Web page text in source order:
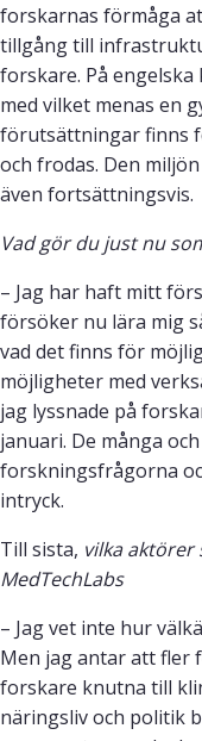
forskarnas förmåga
tillgång till
forskare. På engelska
med vilket menas en
förutsättningar finns
och frodas. Den
även fortsättningsvis.
Vad gör du just nu
– Jag har haft mitt
försöker nu lära mig
vad det finns för
möjligheter med
jag lyssnade på
januari. De många
forskningsfrågorna
intryck.
Till sista, vilka aktörer
MedTechLabs
– Jag vet inte hur
Men jag antar att fler
forskare knutna till
näringsliv och politik